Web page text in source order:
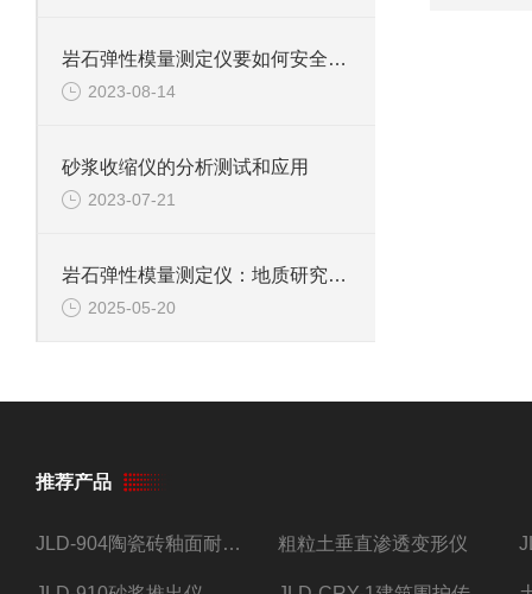
岩石弹性模量测定仪要如何安全规范地进行实验？
2023-08-14
砂浆收缩仪的分析测试和应用
2023-07-21
岩石弹性模量测定仪：地质研究与工程应用的得力助手
2025-05-20
推荐产品
JLD-904陶瓷砖釉面耐磨试验仪 粗粒土垂直渗透变形仪